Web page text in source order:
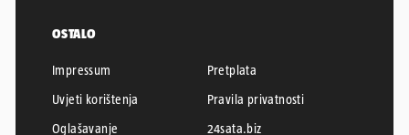
OSTALO
Impressum
Pretplata
Uvjeti korištenja
Pravila privatnosti
Oglašavanje
24sata.biz